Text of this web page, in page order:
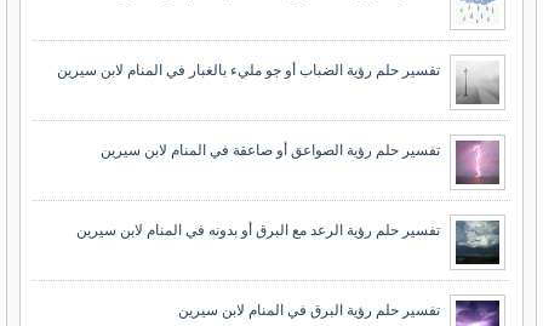
تفسير حلم رؤية الضباب أو جو مليء بالغبار في المنام لابن سيرين
تفسير حلم رؤية الصواعق أو صاعقة في المنام لابن سيرين
تفسير حلم رؤية الرعد مع البرق أو بدونه في المنام لابن سيرين
تفسير حلم رؤية البرق في المنام لابن سيرين